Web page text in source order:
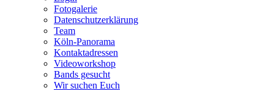
Fotogalerie
Datenschutzerklärung
Team
Köln-Panorama
Kontaktadressen
Videoworkshop
Bands gesucht
Wir suchen Euch